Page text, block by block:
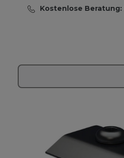
Kostenlose Beratung: